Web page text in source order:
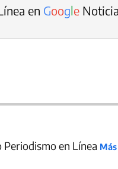
en Google
en Línea